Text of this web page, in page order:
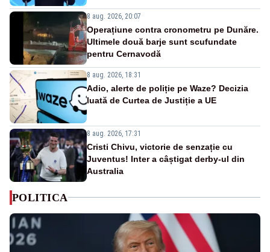
8 aug. 2026, 20:07
Operațiune contra cronometru pe Dunăre.
Ultimele două barje sunt scufundate
pentru Cernavodă
8 aug. 2026, 18:31
Adio, alerte de poliție pe Waze? Decizia
luată de Curtea de Justiție a UE
8 aug. 2026, 17:31
Cristi Chivu, victorie de senzație cu
Juventus! Inter a câștigat derby-ul din
Australia
POLITICA